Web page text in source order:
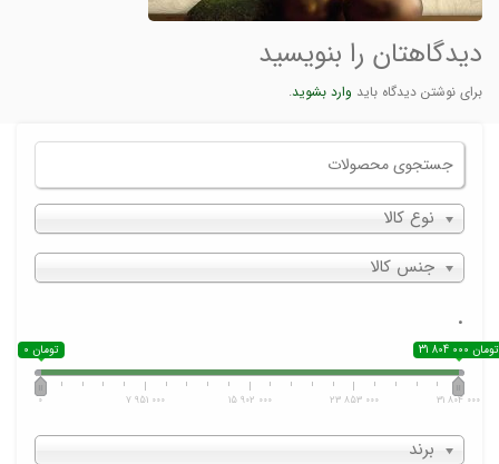
دیدگاهتان را بنویسید
برای نوشتن دیدگاه باید وارد بشوید.
نوع کالا
جنس کالا
.
0 تومان 31 804 000 تومان
0 7 951 000 15 902 000 23 853 000 31 804 000
برند